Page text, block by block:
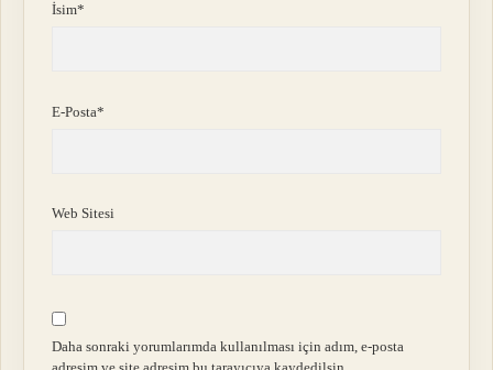
İsim*
E-Posta*
Web Sitesi
Daha sonraki yorumlarımda kullanılması için adım, e-posta